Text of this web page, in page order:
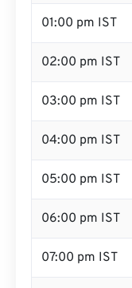
01:00 pm IST
02:00 pm IST
03:00 pm IST
04:00 pm IST
05:00 pm IST
06:00 pm IST
07:00 pm IST